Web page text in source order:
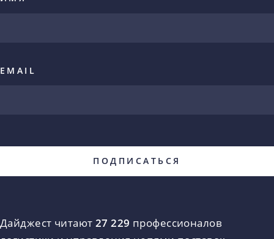
EMAIL
Дайджест читают 27 229 профессионалов